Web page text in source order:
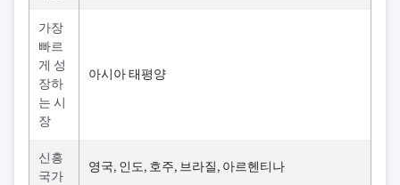
가장
빠르
게 성
장하
는 시
장
아시아 태평양
신흥
국가
영국, 인도, 호주, 브라질, 아르헨티나